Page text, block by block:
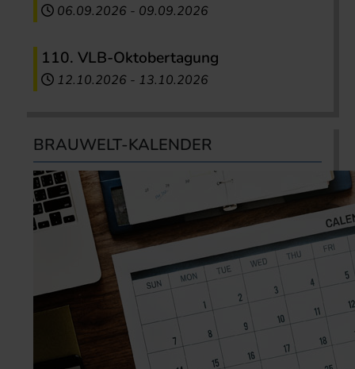
06.09.2026 - 09.09.2026
110. VLB-Oktobertagung
12.10.2026 - 13.10.2026
BRAUWELT-KALENDER